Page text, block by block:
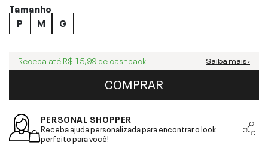
Tamanho
P
M G
Receba até R$ 15,99 de cashback Saiba mais ›
COMPRAR
PERSONAL SHOPPER
Receba ajuda personalizada para encontrar o look
perfeito para você!